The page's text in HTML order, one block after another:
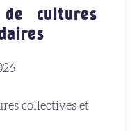
cultures
collectives et